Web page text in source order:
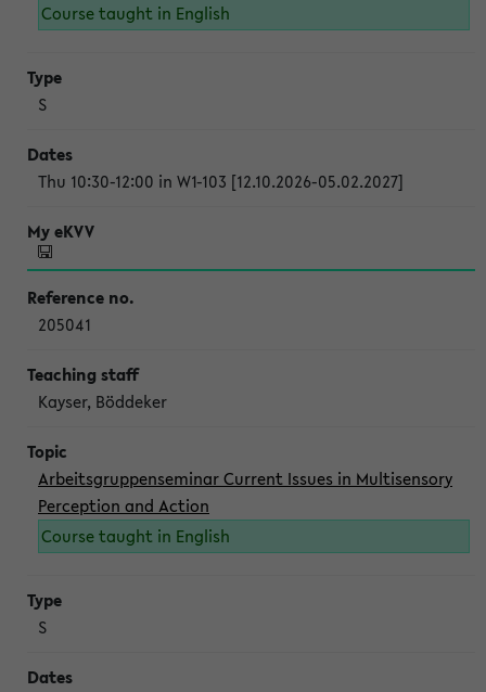
Course taught in English
S
Thu 10:30-12:00 in W1-103 [12.10.2026-05.02.2027]
205041
Kayser, Böddeker
Arbeitsgruppenseminar Current Issues in Multisensory
Perception and Action
Course taught in English
S